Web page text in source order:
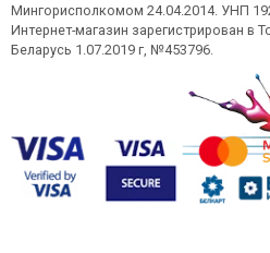
Мингорисполкомом 24.04.2014. УНП
Интернет-магазин зарегистрирован в
Беларусь 1.07.2019 г, №453796.